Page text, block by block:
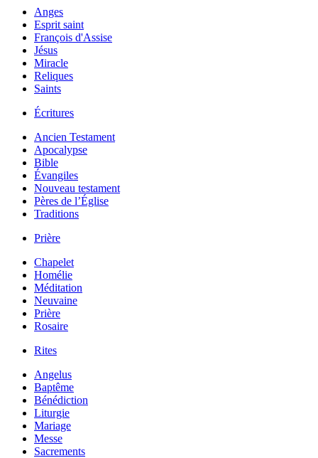
Anges
Esprit saint
François d'Assise
Jésus
Miracle
Reliques
Saints
Écritures
Ancien Testament
Apocalypse
Bible
Évangiles
Nouveau testament
Pères de l’Église
Traditions
Prière
Chapelet
Homélie
Méditation
Neuvaine
Prière
Rosaire
Rites
Angelus
Baptême
Bénédiction
Liturgie
Mariage
Messe
Sacrements